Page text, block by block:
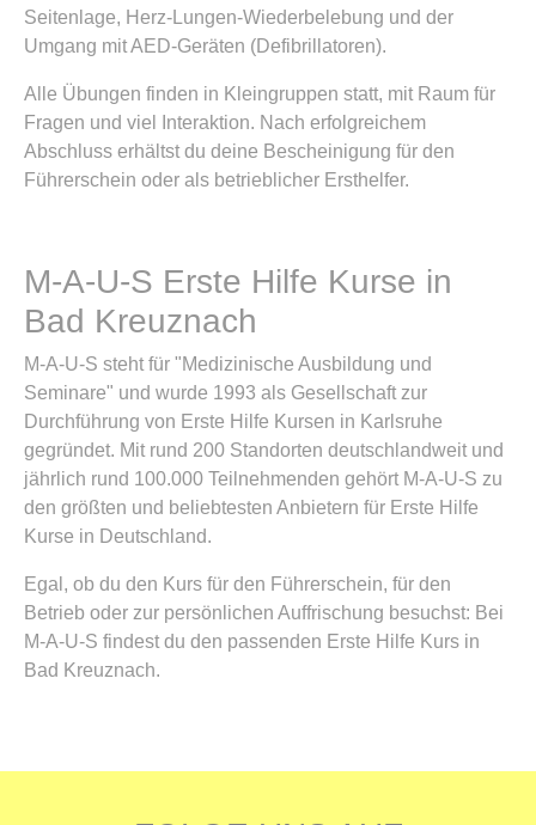
Seitenlage, Herz-Lungen-Wiederbelebung und der
Umgang mit AED-Geräten (Defibrillatoren).
Alle Übungen finden in Kleingruppen statt, mit Raum für
Fragen und viel Interaktion. Nach erfolgreichem
Abschluss erhältst du deine Bescheinigung für den
Führerschein oder als betrieblicher Ersthelfer.
M-A-U-S Erste Hilfe Kurse in
Bad Kreuznach
M-A-U-S steht für "Medizinische Ausbildung und
Seminare" und wurde 1993 als Gesellschaft zur
Durchführung von Erste Hilfe Kursen in Karlsruhe
gegründet. Mit rund 200 Standorten deutschlandweit und
jährlich rund 100.000 Teilnehmenden gehört M-A-U-S zu
den größten und beliebtesten Anbietern für Erste Hilfe
Kurse in Deutschland.
Egal, ob du den Kurs für den Führerschein, für den
Betrieb oder zur persönlichen Auffrischung besuchst: Bei
M-A-U-S findest du den passenden Erste Hilfe Kurs in
Bad Kreuznach.